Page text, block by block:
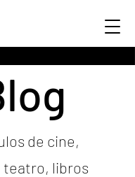
de cine,
teatro, libros